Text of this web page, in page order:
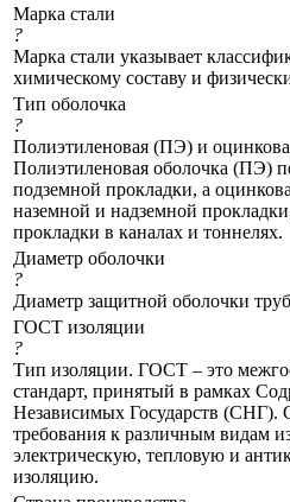
Марка стали
?
Марка стали указывает
химическому составу и
Тип оболочка
?
Полиэтиленовая (ПЭ) и
Полиэтиленовая оболочка (ПЭ)
подземной прокладки, а
наземной и надземной
прокладки в каналах и тоннелях.
Диаметр оболочки
?
Диаметр защитной оболочки
ГОСТ изоляции
?
Тип изоляции. ГОСТ – это
стандарт, принятый в рамках
Независимых Государств (СНГ).
требования к различным видам
электрическую, тепловую и
изоляцию.